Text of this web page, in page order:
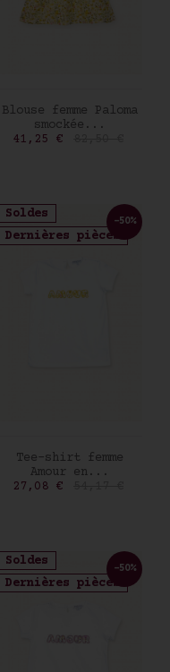
AJOUTER AU PANIER
Blouse femme Paloma
smockée...
Prix
41,25 €
Soldes
Dernières pièces
AJOUTER AU PANIER
Tee-shirt femme
Amour en...
Prix
27,08 €
-50%
Soldes
Dernières pièces
-50%